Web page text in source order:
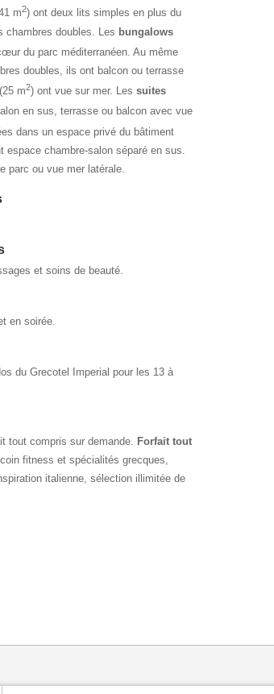
m2) ont deux lits simples en plus du
chambres doubles. Les bungalows
du parc méditerranéen. Au même
doubles, ils ont balcon ou terrasse
(25 m2) ont vue sur mer. Les suites
en sus, terrasse ou balcon avec vue
dans un espace privé du bâtiment
chambre-salon séparé en sus.
parc ou vue mer latérale.
et soins de beauté.
en soirée.
du Grecotel Imperial pour les 13 à
tout compris sur demande.
Forfait tout
fitness et spécialités grecques,
italienne, sélection illimitée de